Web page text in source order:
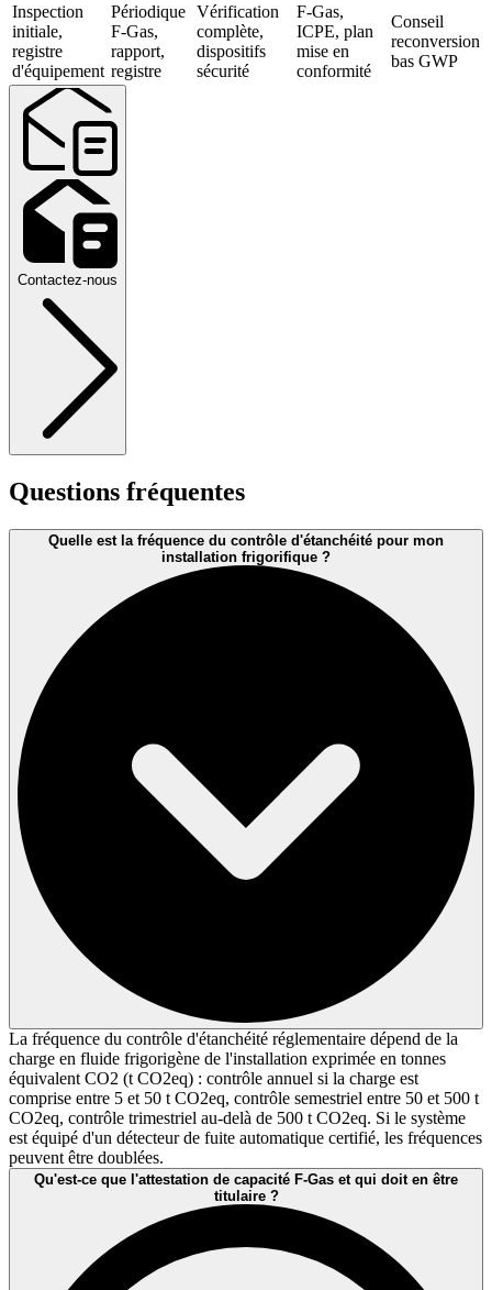
Inspection
initiale,
registre
d'équipement
Périodique
F-Gas,
rapport,
registre
Vérification
complète,
dispositifs
sécurité
F-Gas,
ICPE, plan
mise en
conformité
Conseil
reconversion
bas GWP
Contactez-nous
Questions fréquentes
Quelle est la fréquence du contrôle d'étanchéité pour mon
installation frigorifique ?
La fréquence du contrôle d'étanchéité réglementaire dépend de la
charge en fluide frigorigène de l'installation exprimée en tonnes
équivalent CO2 (t CO2eq) : contrôle annuel si la charge est
comprise entre 5 et 50 t CO2eq, contrôle semestriel entre 50 et 500 t
CO2eq, contrôle trimestriel au-delà de 500 t CO2eq. Si le système
est équipé d'un détecteur de fuite automatique certifié, les fréquences
peuvent être doublées.
Qu'est-ce que l'attestation de capacité F-Gas et qui doit en être
titulaire ?